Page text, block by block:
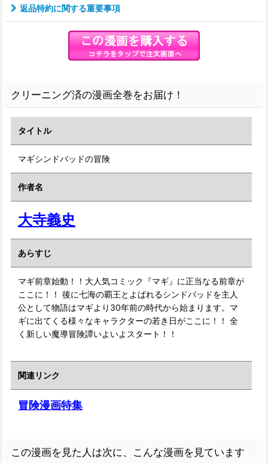
返品特約に関する重要事項
クリーニング済の漫画全巻をお届け！
タイトル
マギシンドバッドの冒険
作者名
大寺義史
あらすじ
マギ前章始動！！大人気コミック『マギ』に正当なる前章が
ここに！！ 後に七海の覇王とよばれるシンドバッドを主人
公として物語はマギより30年前の時代から始まります。マ
ギに出てくる様々なキャラクターの若き日がここに！！ 全
く新しい魔導冒険譚いよいよスタート！！
関連リンク
冒険漫画特集
この漫画を見た人は次に、こんな漫画を見ています